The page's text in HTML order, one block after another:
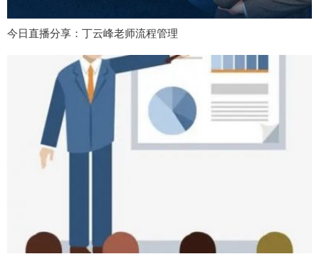
今日直播分享：丁云峰老师流程管理